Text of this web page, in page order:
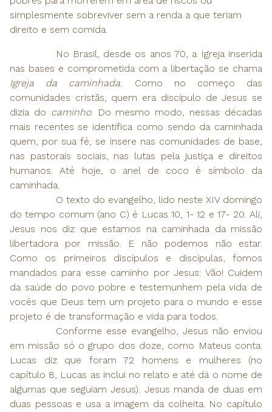
simplesmente sobreviver sem a renda a que teriam
direito e sem comida.
No Brasil, desde os anos 70, a Igreja inserida
nas bases e comprometida com a libertação se chama
Igreja da caminhada. Como no começo das
comunidades cristãs, quem era discípulo de Jesus se
dizia do caminho. Do mesmo modo, nessas décadas
mais recentes se identifica como sendo da caminhada
quem, por sua fé, se insere nas comunidades de base,
nas pastorais sociais, nas lutas pela justiça e direitos
humanos. Até hoje, o anel de coco é símbolo da
caminhada.
O texto do evangelho, lido neste XIV domingo
do tempo comum (ano C) é Lucas 10, 1- 12 e 17- 20. Ali,
Jesus nos diz que estamos na caminhada da missão
libertadora por missão. E não podemos não estar.
Como os primeiros discípulos e discípulas, fomos
mandados para esse caminho por Jesus: Vão! Cuidem
da saúde do povo pobre e testemunhem pela vida de
vocês que Deus tem um projeto para o mundo e esse
projeto é de transformação e vida para todos.
Conforme esse evangelho, Jesus não enviou
em missão só o grupo dos doze, como Mateus conta.
Lucas diz que foram 72 homens e mulheres (no
capítulo 8, Lucas as inclui no relato e até dá o nome de
algumas que seguiam Jesus). Jesus manda de duas em
duas pessoas e usa a imagem da colheita. No capítulo